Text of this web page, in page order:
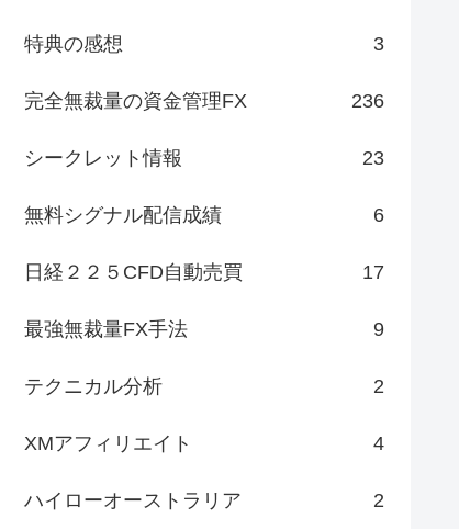
特典の感想 3
完全無裁量の資金管理FX 236
シークレット情報 23
無料シグナル配信成績 6
日経２２５CFD自動売買 17
最強無裁量FX手法 9
テクニカル分析 2
XMアフィリエイト 4
ハイローオーストラリア 2